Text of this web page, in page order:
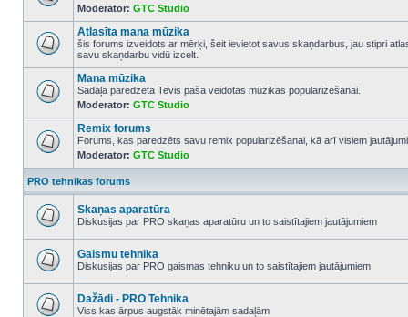
No
unread
posts
Moderator: GTC Studio
No
unread
posts
Atlasīta mana mūzika
šis forums izveidots ar mērķi, šeit ievietot savus skaņdarbus, jau stipri
savu skaņdarbu vidū izcelt.
No
unread
posts
Mana mūzika
Sadaļa paredzēta Tevis paša veidotas mūzikas popularizēšanai.
Moderator: GTC Studio
No
unread
posts
Remix forums
Forums, kas paredzēts savu remix popularizēšanai, kā arī visiem
Moderator: GTC Studio
PRO tehnikas forums
unread
posts
Skaņas aparatūra
Diskusijas par PRO skaņas aparatūru un to saistītajiem jautājumiem
unread
posts
Gaismu tehnika
Diskusijas par PRO gaismas tehniku un to saistītajiem jautājumiem
Dažādi - PRO Tehnika
Viss kas ārpus augstāk minētajām sadaļām